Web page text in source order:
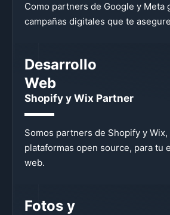
Como partners de Google y Meta
campañas digitales que te
Desarrollo
Web
Shopify y Wix Partner
Somos partners de Shopify y
plataformas open source, para tu
web.
Fotos y